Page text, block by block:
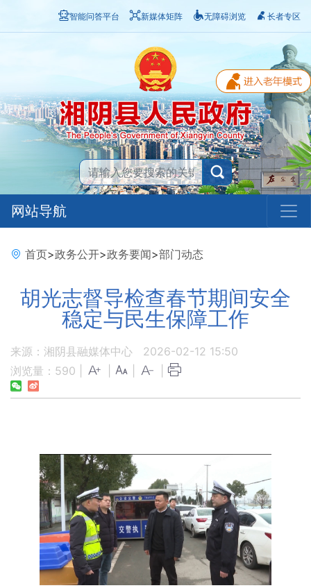
智能问答平台 新媒体矩阵 无障碍浏览 长者专区
网站导航
首页>政务公开>政务要闻>部门动态
胡光志督导检查春节期间安全
稳定与民生保障工作
来源：湘阴县融媒体中心
2026-02-12 15:50
浏览量： 590